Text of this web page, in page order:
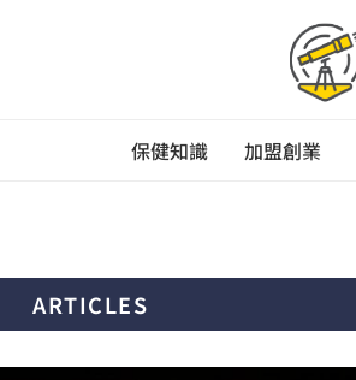
保健知識 加盟創業
ARTICLES